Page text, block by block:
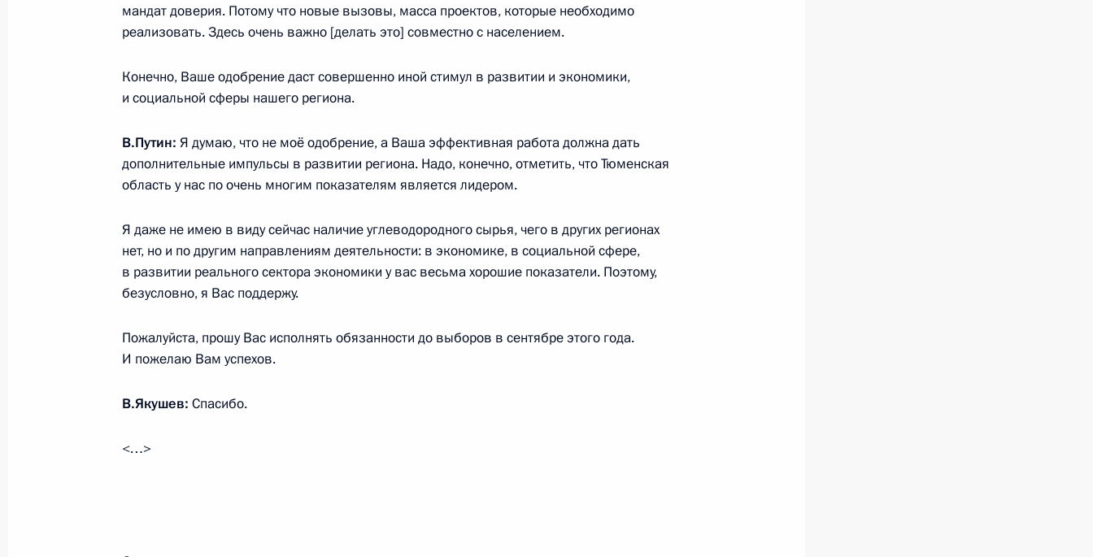
13 мая 2014 года, вторник
Якушевым
13 мая 2014 года, 13:05 Сочи
Встреча с губернатором Курской области Александром
13 мая 2014 года, 12:10 Сочи
12 мая 2014 года, понедельник
Рабочая встреча с главой администрации Липецкой области
Олегом Королёвым
мандат доверия. Потому что новые вызовы, масса проектов, которые необходимо
реализовать. Здесь очень важно [делать это] совместно с населением.
Конечно, Ваше одобрение даст совершенно иной стимул в развитии и экономики,
и социальной сферы нашего региона.
В.Путин: Я думаю, что не моё одобрение, а Ваша эффективная работа должна дать
дополнительные импульсы в развитии региона. Надо, конечно, отметить, что Тюменская
область у нас по очень многим показателям является лидером.
Я даже не имею в виду сейчас наличие углеводородного сырья, чего в других регионах
нет, но и по другим направлениям деятельности: в экономике, в социальной сфере,
в развитии реального сектора экономики у вас весьма хорошие показатели. Поэтому,
безусловно, я Вас поддержу.
Пожалуйста, прошу Вас исполнять обязанности до выборов в сентябре этого года.
И пожелаю Вам успехов.
В.Якушев: Спасибо.
<…>